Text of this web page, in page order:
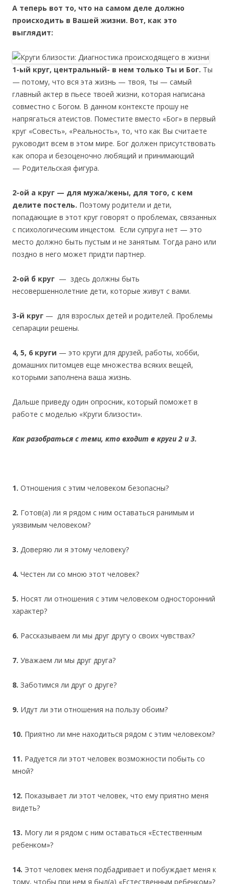
А теперь вот то, что на самом деле должно
происходить в Вашей жизни. Вот, как это
выглядит:
1-ый круг, центральный- в нем только Ты и Бог. Ты
— потому, что вся эта жизнь — твоя, ты — самый
главный актер в пьесе твоей жизни, которая написана
совместно с Богом. В данном контексте прошу не
напрягаться атеистов. Поместите вместо «Бог» в первый
круг «Совесть», «Реальность», то, что как Вы считаете
руководит всем в этом мире. Бог должен присутствовать
как опора и безоценочно любящий и принимающий
— Родительская фигура.
2-ой а круг — для мужа/жены, для того, с кем
делите постель. Поэтому родители и дети,
попадающие в этот круг говорят о проблемах, связанных
с психологическим инцестом. Если супруга нет — это
место должно быть пустым и не занятым. Тогда рано или
поздно в него может придти партнер.
2-ой б круг — здесь должны быть
несовершеннолетние дети, которые живут с вами.
3-й круг — для взрослых детей и родителей. Проблемы
сепарации решены.
4, 5, 6 круги — это круги для друзей, работы, хобби,
домашних питомцев еще множества всяких вещей,
которыми заполнена ваша жизнь.
Дальше приведу один опросник, который поможет в
работе с моделью «Круги близости».
Как разобраться с теми, кто входит в круги 2 и 3.
1. Отношения с этим человеком безопасны?
2. Готов(а) ли я рядом с ним оставаться ранимым и
уязвимым человеком?
3. Доверяю ли я этому человеку?
4. Честен ли со мною этот человек?
5. Носят ли отношения с этим человеком односторонний
характер?
6. Рассказываем ли мы друг другу о своих чувствах?
7. Уважаем ли мы друг друга?
8. Заботимся ли друг о друге?
9. Идут ли эти отношения на пользу обоим?
10. Приятно ли мне находиться рядом с этим человеком?
11. Радуется ли этот человек возможности побыть со
мной?
12. Показывает ли этот человек, что ему приятно меня
видеть?
13. Могу ли я рядом с ним оставаться «Естественным
ребенком»?
14. Этот человек меня подбадривает и побуждает меня к
тому, чтобы при нем я был(а) «Естественным ребенком»?